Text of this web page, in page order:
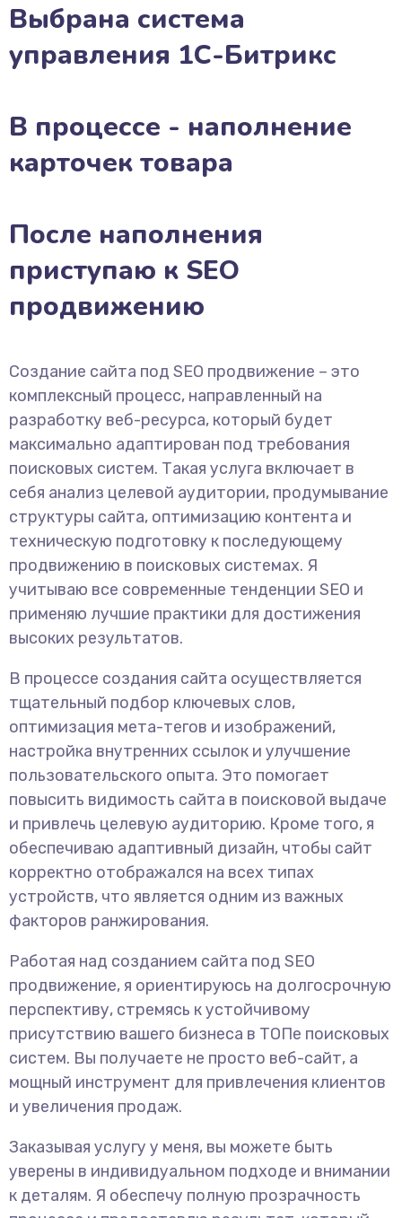
Выбрана система
управления 1С-Битрикс
В процессе - наполнение
карточек товара
После наполнения
приступаю к SEO
продвижению
Создание сайта под SEO продвижение – это
комплексный процесс, направленный на
разработку веб-ресурса, который будет
максимально адаптирован под требования
поисковых систем. Такая услуга включает в
себя анализ целевой аудитории, продумывание
структуры сайта, оптимизацию контента и
техническую подготовку к последующему
продвижению в поисковых системах. Я
учитываю все современные тенденции SEO и
применяю лучшие практики для достижения
высоких результатов.
В процессе создания сайта осуществляется
тщательный подбор ключевых слов,
оптимизация мета-тегов и изображений,
настройка внутренних ссылок и улучшение
пользовательского опыта. Это помогает
повысить видимость сайта в поисковой выдаче
и привлечь целевую аудиторию. Кроме того, я
обеспечиваю адаптивный дизайн, чтобы сайт
корректно отображался на всех типах
устройств, что является одним из важных
факторов ранжирования.
Работая над созданием сайта под SEO
продвижение, я ориентируюсь на долгосрочную
перспективу, стремясь к устойчивому
присутствию вашего бизнеса в ТОПе поисковых
систем. Вы получаете не просто веб-сайт, а
мощный инструмент для привлечения клиентов
и увеличения продаж.
Заказывая услугу у меня, вы можете быть
уверены в индивидуальном подходе и внимании
к деталям. Я обеспечу полную прозрачность